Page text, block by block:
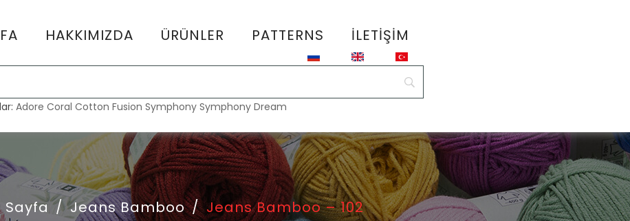
HAKKIMIZDA ÜRÜNLER PATTERNS İLETIŞIM
Adore Coral Cotton Fusion Symphony Symphony Dream
Sayfa / Jeans Bamboo / Jeans Bamboo – 102